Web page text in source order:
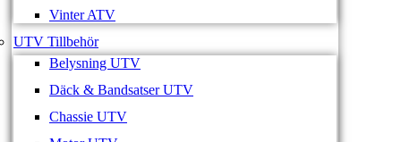
Vinter ATV
UTV Tillbehör
Belysning UTV
Däck & Bandsatser UTV
Chassie UTV